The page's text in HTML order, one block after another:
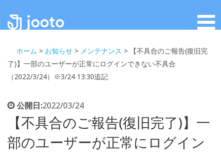
ホーム > お知らせ > メンテナンス >
【不具合のご報告(復旧完
了)】一部のユーザーが正常にログインできない不具合
（2022/3/24）※3/24 13:30追記
公開日:2022/03/24
【不具合のご報告(復旧完了)】一
部のユーザーが正常にログイン